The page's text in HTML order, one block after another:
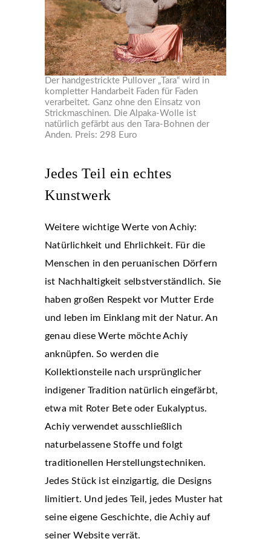
Der handgestrickte Pullover „Tara“ wird in
kompletter Handarbeit Faden für Faden
verarbeitet. Ganz ohne den Einsatz von
Strickmaschinen. Die Alpaka-Wolle ist
natürlich gefärbt aus den Tara-Bohnen der
Anden. Preis: 298 Euro
Jedes Teil ein echtes
Kunstwerk
Weitere wichtige Werte von Achiy:
Natürlichkeit und Ehrlichkeit. Für die
Menschen in den peruanischen Dörfern
ist Nachhaltigkeit selbstverständlich. Sie
haben großen Respekt vor Mutter Erde
und leben im Einklang mit der Natur. An
genau diese Werte möchte Achiy
anknüpfen. So werden die
Kollektionsteile nach ursprünglicher
indigener Tradition natürlich eingefärbt,
etwa mit Roter Bete oder Eukalyptus.
Achiy verwendet ausschließlich
naturbelassene Stoffe und folgt
traditionellen Herstellungstechniken.
Jedes Stück ist einzigartig, die Designs
limitiert. Und jedes Teil, jedes Muster hat
seine eigene Geschichte, die Achiy auf
seiner Website verrät.